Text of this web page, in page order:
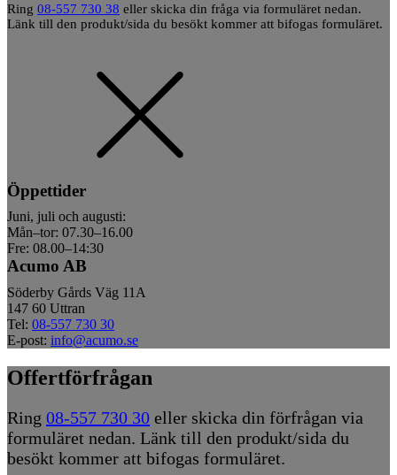
Ring 08-557 730 38 eller skicka din fråga via formuläret nedan.
Länk till den produkt/sida du besökt kommer att bifogas formuläret.
Öppettider
Juni, juli och augusti:
Mån–tor: 07.30–16.00
Fre: 08.00–14:30
Acumo AB
Söderby Gårds Väg 11A
147 60 Uttran
Tel: 08-557 730 30
E-post: info@acumo.se
Offertförfrågan
Ring 08-557 730 30 eller skicka din förfrågan via
formuläret nedan. Länk till den produkt/sida du
besökt kommer att bifogas formuläret.